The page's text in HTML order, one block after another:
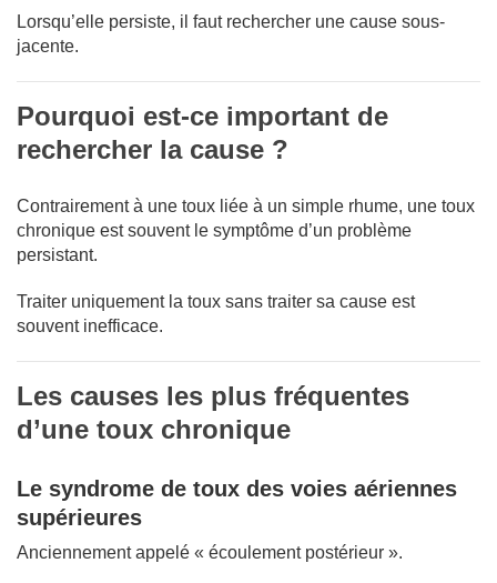
Lorsqu’elle persiste, il faut rechercher une cause sous-
jacente.
Pourquoi est-ce important de
rechercher la cause ?
Contrairement à une toux liée à un simple rhume, une toux
chronique est souvent le symptôme d’un problème
persistant.
Traiter uniquement la toux sans traiter sa cause est
souvent inefficace.
Les causes les plus fréquentes
d’une toux chronique
Le syndrome de toux des voies aériennes
supérieures
Anciennement appelé « écoulement postérieur ».